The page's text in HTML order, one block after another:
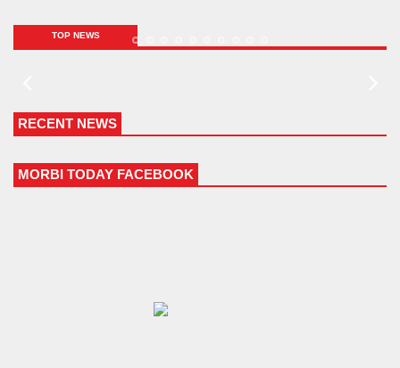
TOP NEWS
મોરબી પાલિકાના પુર્વ ઉપપ્રમુખ અને તેના દિકરાની તિક્ષણ
RECENT NEWS
MORBI TODAY FACEBOOK